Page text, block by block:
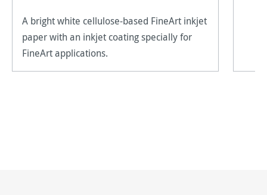
A bright white cellulose-based FineArt inkjet
paper with an inkjet coating specially for
FineArt applications.